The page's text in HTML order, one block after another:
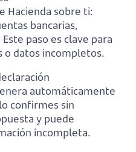
Hacienda sobre ti:
bancarias,
paso es clave para
o datos incompletos.
automáticamente
confirmes sin
y puede
incompleta.